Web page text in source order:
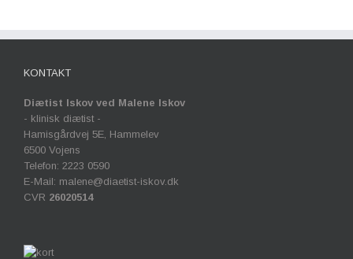
KONTAKT
Diætist Iskov ved Malene Iskov
- klinisk diætist -
Hamisgårdvej 5E, Hammelev
6500 Vojens
Telefon: 2223 0590
E-Mail: malene@diaetist-iskov.dk
CVR 26020514